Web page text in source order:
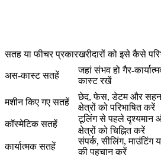
सतह या फीचर प्रकारखरीदारों को इसे कैसे
अस-कास्ट सतहें
जहां संभव हो गैर-
कास्ट रखें
मशीन किए गए सतहें
छेद, फेस, डेटम और
क्षेत्रों को परिभाषित करें
कॉस्मेटिक सतहें
टूलिंग से पहले दृश्यमान
क्षेत्रों को चिह्नित करें
कार्यात्मक सतहें
संपर्क, सीलिंग, माउंटिंग
की पहचान करें